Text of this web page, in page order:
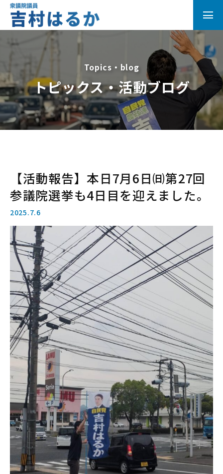
Topics・blog
トピックス・活動ブログ
【活動報告】本日7月6日㈰第27回
参議院選挙も4日目を迎えました。
2025.7.6